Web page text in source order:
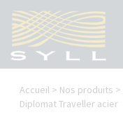
contenu
principal
Vous
êtes
Accueil > Nos produits >
Diplomat Traveller acier